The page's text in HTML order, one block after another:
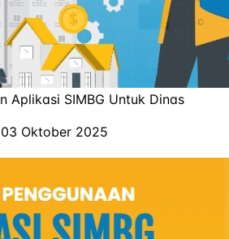
Aplikasi SIMBG Untuk Dinas
Oktober 2025